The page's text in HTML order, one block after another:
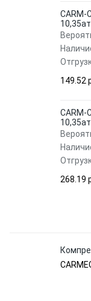
CARM-
149.52
CARM-
268.19